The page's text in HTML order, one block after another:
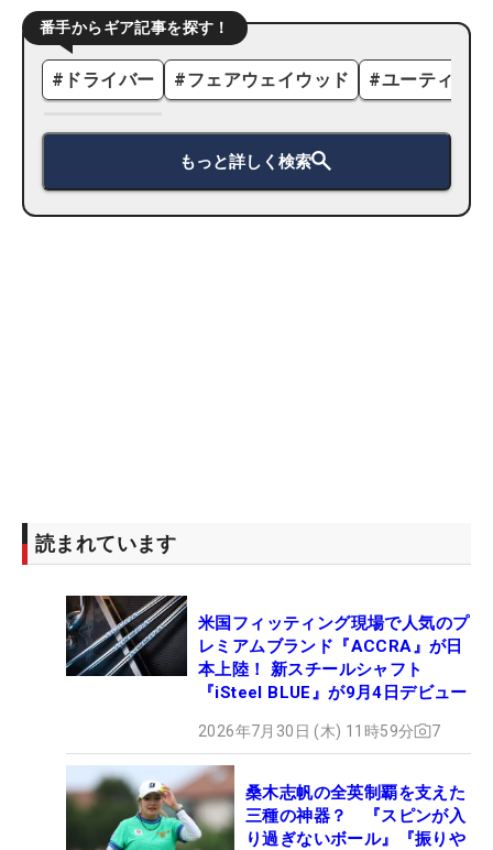
番手からギア記事を探す！
# ドライバー #フェアウェイウッド #ユーティリ
もっと詳しく検索
読まれています
米国フィッティング現場で人気のプ
レミアムブランド『ACCRA』が日
本上陸！ 新スチールシャフト
『iSteel BLUE』が9月4日デビュー
2026年7月30日 (木) 11時59分 7
桑木志帆の全英制覇を支えた
三種の神器？ 『スピンが入
り過ぎないボール』『振りや